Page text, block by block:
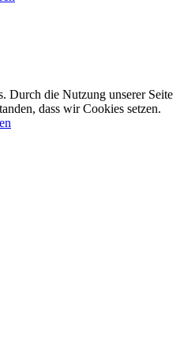
Durch die Nutzung unserer Seite
dass wir Cookies setzen.